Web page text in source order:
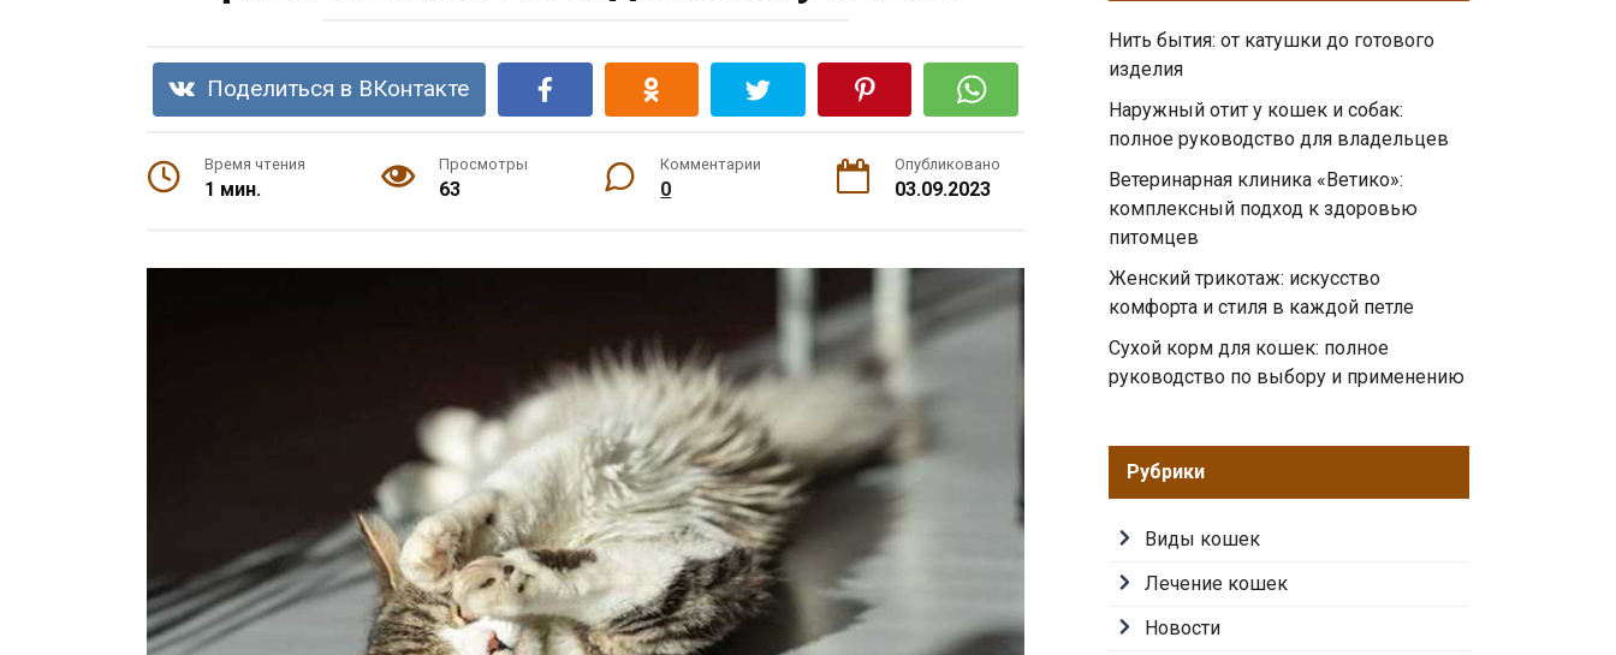
Поделиться в ВКонтакте
Время чтения
1 мин.
Просмотры
63
Комментарии
0
Опубликовано
03.09.2023
Нить бытия: от катушки до готового
изделия
Наружный отит у кошек и собак:
полное руководство для владельцев
Ветеринарная клиника «Ветико»:
комплексный подход к здоровью
питомцев
Женский трикотаж: искусство
комфорта и стиля в каждой петле
Сухой корм для кошек: полное
руководство по выбору и применению
Рубрики
Виды кошек
Лечение кошек
Новости